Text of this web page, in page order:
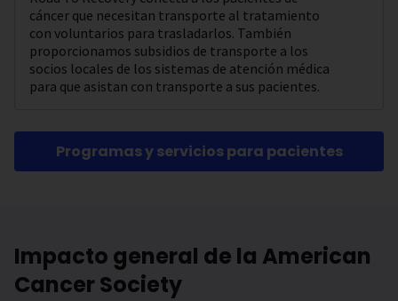
cáncer que necesitan transporte al tratamiento
con voluntarios para trasladarlos. También
proporcionamos subsidios de transporte a los
socios locales de los sistemas de atención médica
para que asistan con transporte a sus pacientes.
Programas y servicios para pacientes
Impacto general de la American
Cancer Society